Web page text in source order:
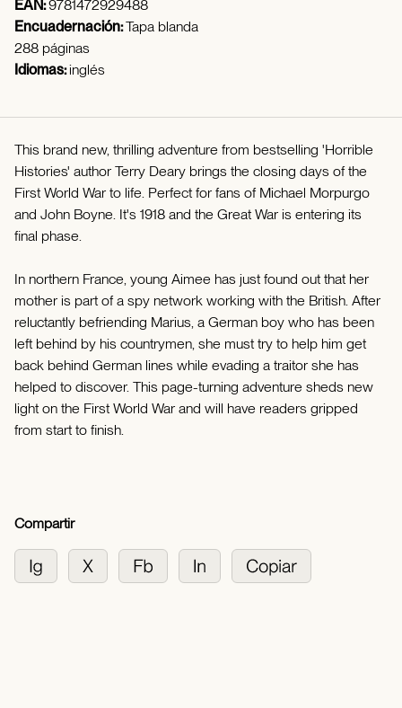
EAN:9781472929488
Encuadernación:Tapa blanda
288 páginas
Idiomas:inglés
This brand new, thrilling adventure from bestselling 'Horrible
Histories' author Terry Deary brings the closing days of the
First World War to life. Perfect for fans of Michael Morpurgo
and John Boyne. It's 1918 and the Great War is entering its
final phase.
In northern France, young Aimee has just found out that her
mother is part of a spy network working with the British. After
reluctantly befriending Marius, a German boy who has been
left behind by his countrymen, she must try to help him get
back behind German lines while evading a traitor she has
helped to discover. This page-turning adventure sheds new
light on the First World War and will have readers gripped
from start to finish.
Compartir